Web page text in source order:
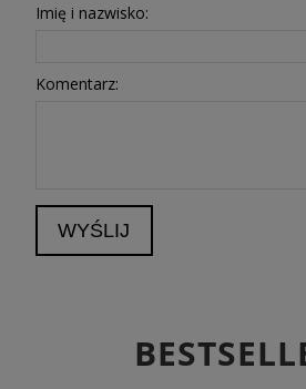
Imię i nazwisko:
Komentarz:
WYŚLIJ